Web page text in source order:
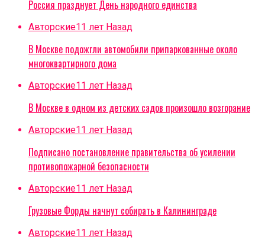
Россия празднует День народного единства
Авторские11 лет Назад
В Москве подожгли автомобили припаркованные около
многоквартирного дома
Авторские11 лет Назад
В Москве в одном из детских садов произошло возгорание
Авторские11 лет Назад
Подписано постановление правительства об усилении
противопожарной безопасности
Авторские11 лет Назад
Грузовые Форды начнут собирать в Калининграде
Авторские11 лет Назад